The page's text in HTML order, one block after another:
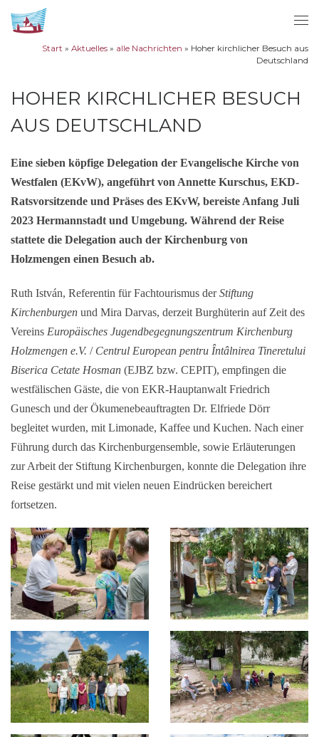
Zum Inhalt springen
Start » Aktuelles » alle Nachrichten » Hoher kirchlicher Besuch aus
Deutschland
HOHER KIRCHLICHER BESUCH
AUS DEUTSCHLAND
Eine sieben köpfige Delegation der Evangelische Kirche von
Westfalen (EKvW), angeführt von Annette Kurschus, EKD-
Ratsvorsitzende und Präses des EKvW, bereiste Anfang Juli
2023 Hermannstadt und Umgebung. Während der Reise
stattete die Delegation auch der Kirchenburg von
Holzmengen einen Besuch ab.
Ruth István, Referentin für Fachtourismus derStiftung
Kirchenburgen und Mira Darvas, derzeit Burghüterin auf Zeit des
Vereins Europäisches Jugendbegegnungszentrum Kirchenburg
Holzmengen e.V. / Centrul European pentru Întâlnirea Tineretului
Biserica Cetate Hosman (EJBZ bzw. CEPIT), empfingen die
westfälischen Gäste, die von EKR-Hauptanwalt Friedrich
Gunesch und der Ökumenebeauftragten Dr. Elfriede Dörr
begleitet wurden, mit Limonade, Kaffee und Kuchen. Nach einer
Führung durch das Kirchenburgensemble, sowie Erläuterungen
zur Arbeit der Stiftung Kirchenburgen, konnte die Delegation ihre
Reise gestärkt und mit vielen neuen Eindrücken bereichert
fortsetzen.